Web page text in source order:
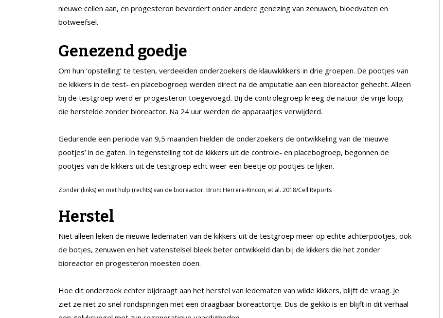
nieuwe cellen aan, en progesteron bevordert onder andere genezing van zenuwen, bloedvaten en
botweefsel.
Genezend goedje
Om hun ‘opstelling’ te testen, verdeelden onderzoekers de klauwkikkers in drie groepen. De pootjes van
de kikkers in de test- en placebogroep werden direct na de amputatie aan een bioreactor gehecht. Alleen
bij de testgroep werd er progesteron toegevoegd. Bij de controlegroep kreeg de natuur de vrije loop;
die herstelde zonder bioreactor. Na 24 uur werden de apparaatjes verwijderd.
Gedurende een periode van 9,5 maanden hielden de onderzoekers de ontwikkeling van de ‘nieuwe
pootjes’ in de gaten. In tegenstelling tot de kikkers uit de controle- en placebogroep, begonnen de
pootjes van de kikkers uit de testgroep echt weer een beetje op pootjes te lijken.
Zonder (links) en met hulp (rechts) van de bioreactor. Bron: Herrera-Rincon, et al. 2018/Cell Reports
Herstel
Niet alleen leken de nieuwe ledematen van de kikkers uit de testgroep meer op echte achterpootjes, ook
de botjes, zenuwen en het vatenstelsel bleek beter ontwikkeld dan bij de kikkers die het zonder
bioreactor en progesteron moesten doen.
Hoe dit onderzoek echter bijdraagt aan het herstel van ledematen van wilde kikkers, blijft de vraag. Je
ziet ze niet zo snel rondspringen met een draagbaar bioreactortje. Dus de gekko is en blijft in dit verhaal